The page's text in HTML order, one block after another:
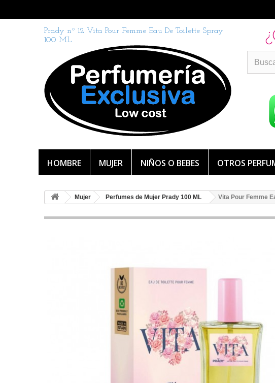
Prady nº 12 Vita Pour Femme Eau De Toilette Spray
100 ML
HOMBRE MUJER NIÑOS O BEBES OTROS
Mujer Perfumes de Mujer Prady 100 ML Vita Pour Femme